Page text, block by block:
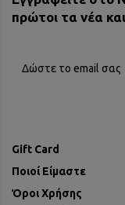
πρώτοι τα νέα
Gift Card
Ποιοί Είμαστε
Όροι Χρήσης